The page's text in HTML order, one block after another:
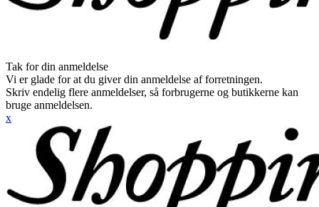
Tak for din anmeldelse
Vi er glade for at du giver din anmeldelse af forretningen.
Skriv endelig flere anmeldelser, så forbrugerne og butikkerne kan
bruge anmeldelsen.
x